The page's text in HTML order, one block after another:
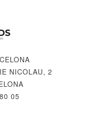
NICOLAU, 2
05